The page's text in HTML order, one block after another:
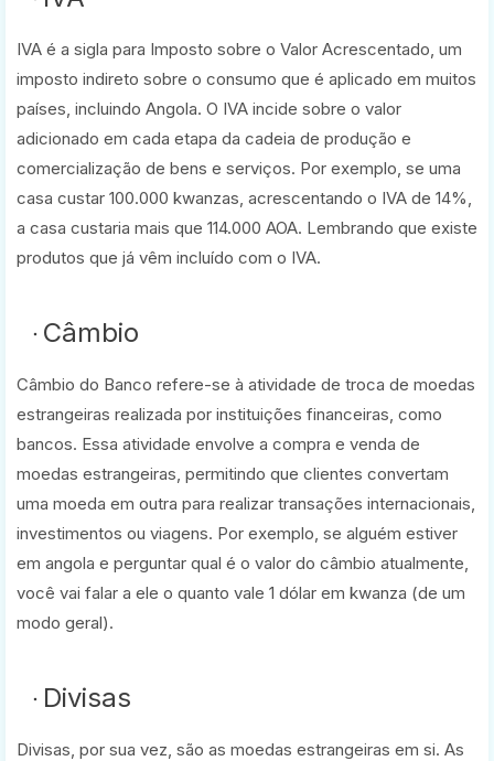
IVA é a sigla para Imposto sobre o Valor Acrescentado, um
imposto indireto sobre o consumo que é aplicado em muitos
países, incluindo Angola. O IVA incide sobre o valor
adicionado em cada etapa da cadeia de produção e
comercialização de bens e serviços. Por exemplo, se uma
casa custar 100.000 kwanzas, acrescentando o IVA de 14%,
a casa custaria mais que 114.000 AOA. Lembrando que existe
produtos que já vêm incluído com o IVA.
Câmbio
Câmbio do Banco refere-se à atividade de troca de moedas
estrangeiras realizada por instituições financeiras, como
bancos. Essa atividade envolve a compra e venda de
moedas estrangeiras, permitindo que clientes convertam
uma moeda em outra para realizar transações internacionais,
investimentos ou viagens. Por exemplo, se alguém estiver
em angola e perguntar qual é o valor do câmbio atualmente,
você vai falar a ele o quanto vale 1 dólar em kwanza (de um
modo geral).
Divisas
Divisas, por sua vez, são as moedas estrangeiras em si. As